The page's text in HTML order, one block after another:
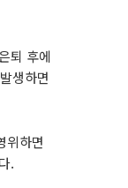
퇴 후에
생하면
위하면
.